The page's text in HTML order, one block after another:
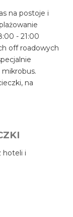
na postoje i
- 21:00
off roadowych
na
hoteli i